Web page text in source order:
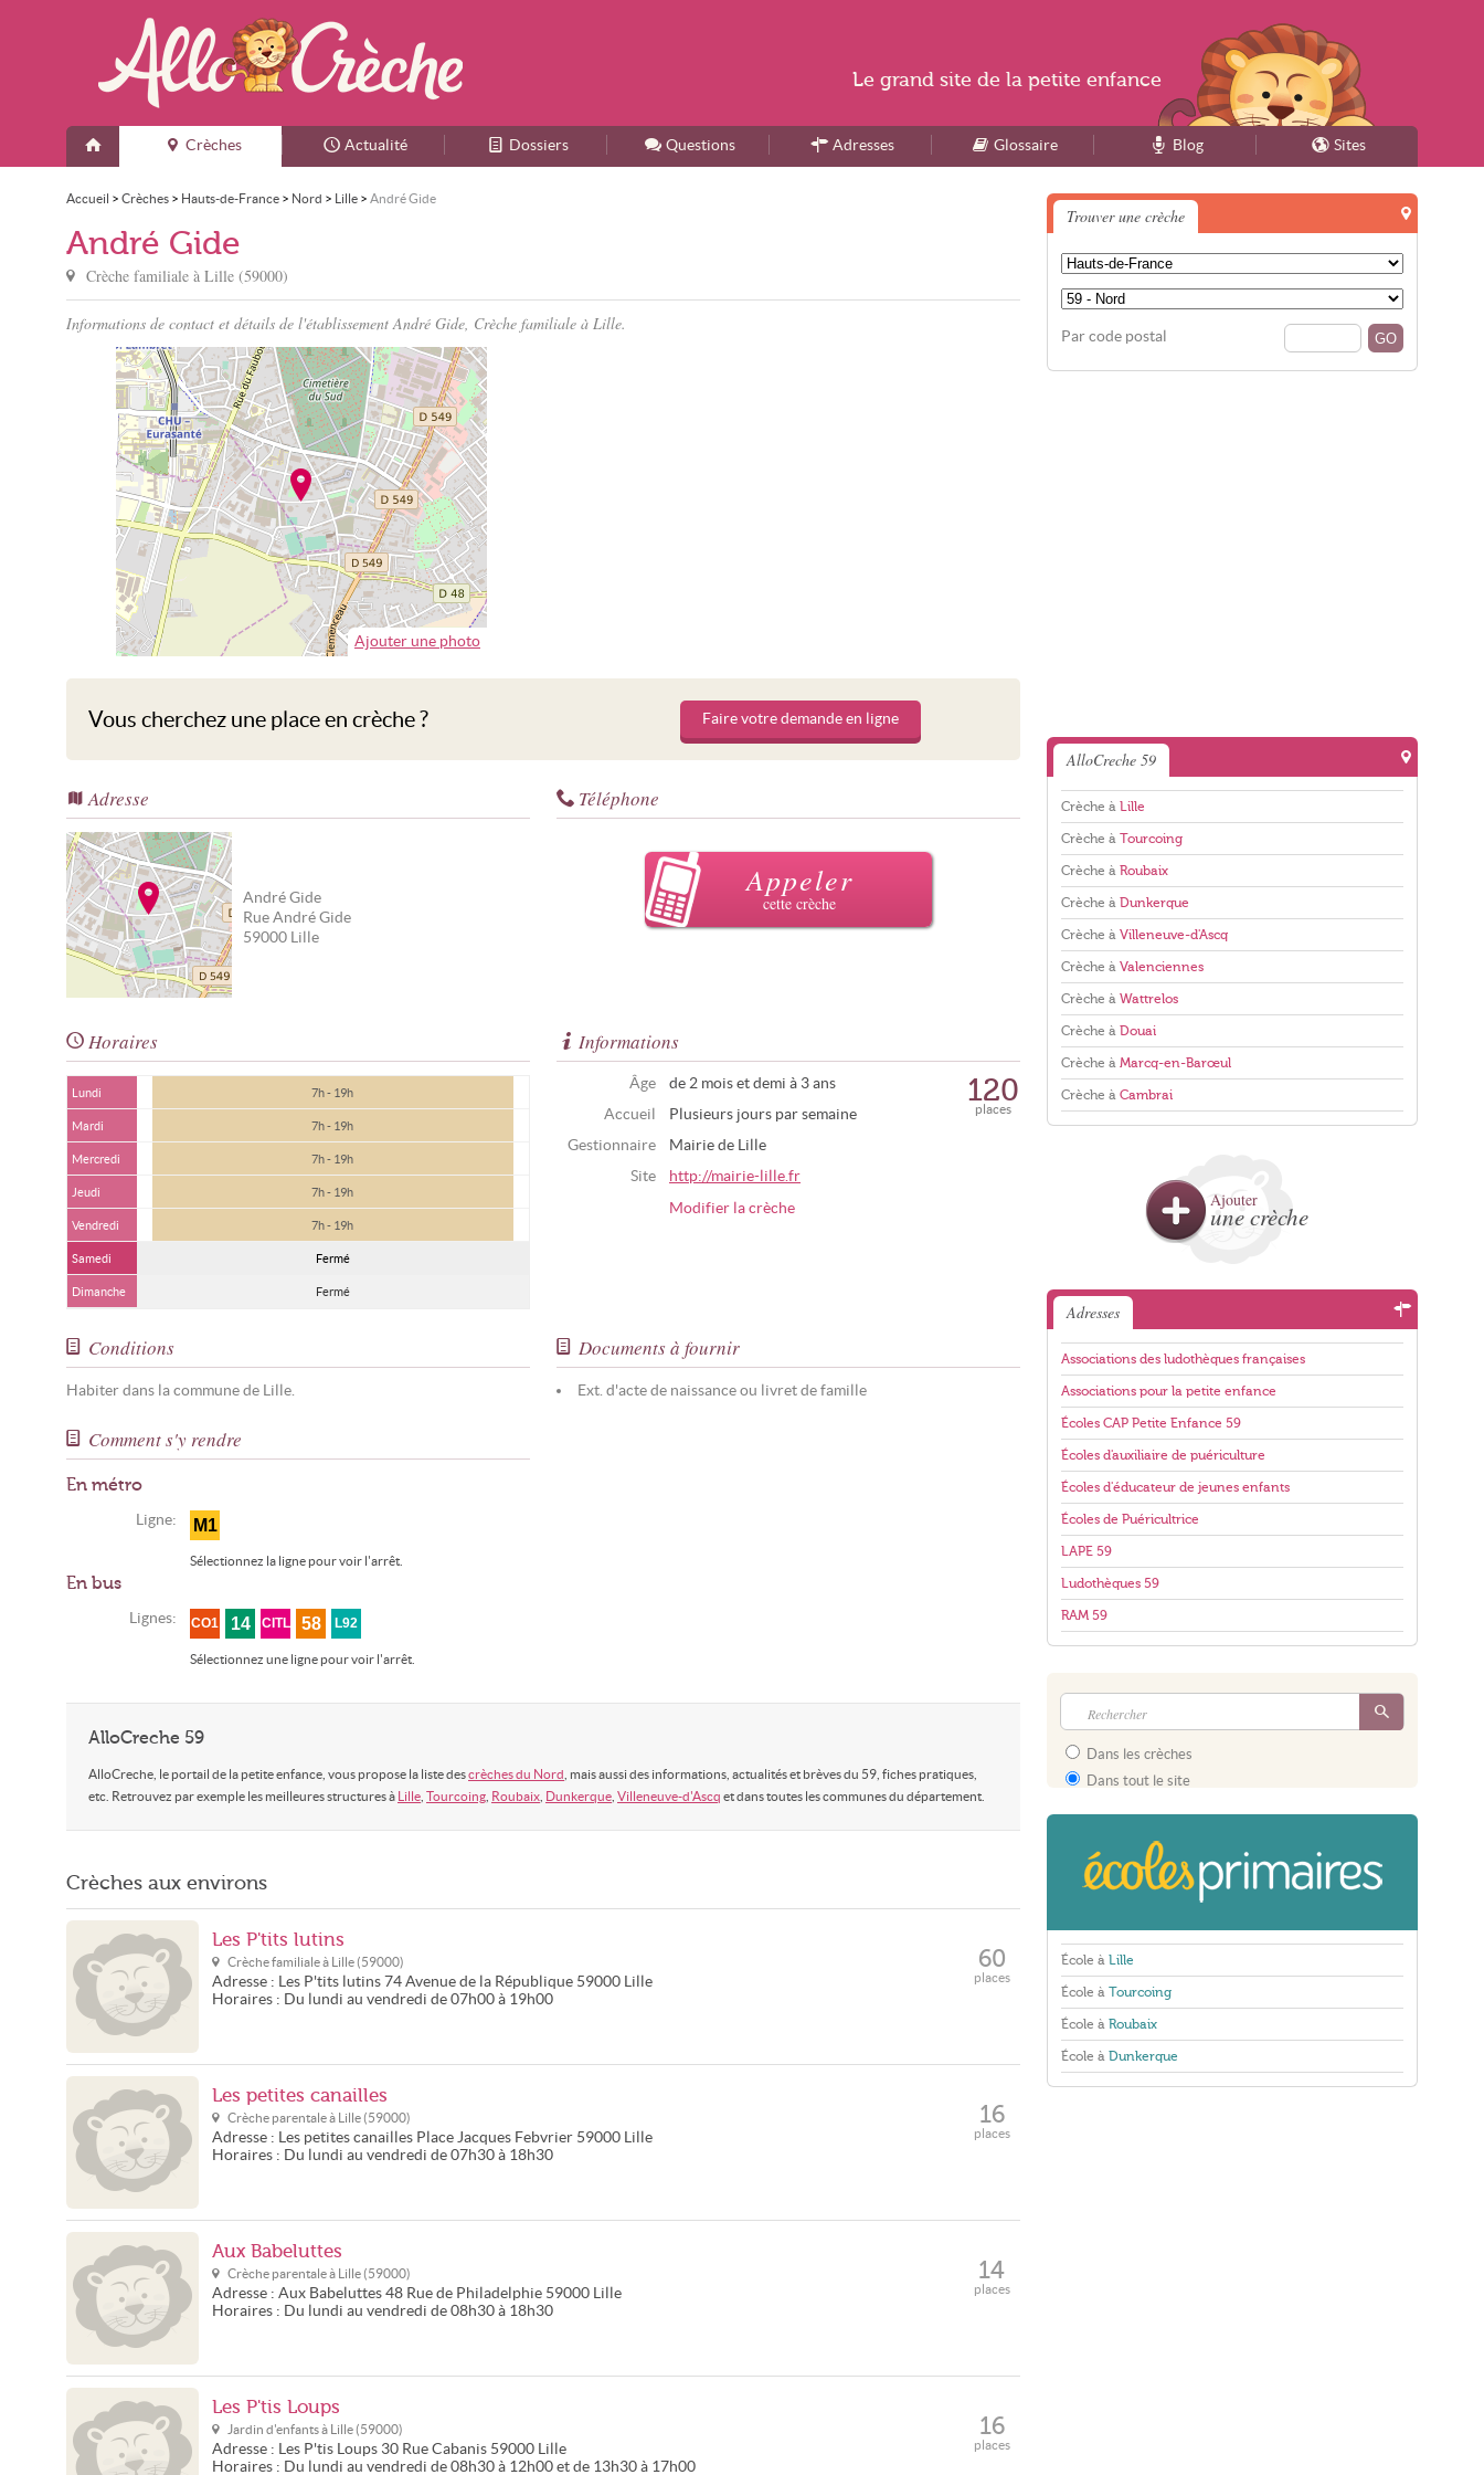
Accueil
Crèches Actualité Dossiers Questions Adresses Glossaire Blog Sites
Accueil > Crèches > Hauts-de-France > Nord > Lille > André Gide
André Gide
Crèche familiale à Lille (59000)
Informations de contact et détails de l'établissement André Gide, Crèche familiale à Lille.
Ajouter une photo
Vous cherchez une place en crèche ? Faire votre demande en ligne
Adresse
André Gide
Rue André Gide
59000 Lille
Téléphone
Appeler
cette crèche
Horaires
Lundi 7h - 19h
Mardi 7h - 19h
Mercredi 7h - 19h
Jeudi 7h - 19h
Vendredi 7h - 19h
Samedi Fermé
Dimanche Fermé
Informations
Âge
de 2 mois et demi à 3 ans
Accueil
Plusieurs jours par semaine
Gestionnaire
Mairie de Lille
Site
http://mairie-lille.fr
places
120
Modifier la crèche
Conditions
Habiter dans la commune de Lille.
Documents à fournir
Ext. d'acte de naissance ou livret de famille
Comment s'y rendre
En métro
Ligne: M1
Sélectionnez la ligne pour voir l'arrêt.
En bus
Lignes: CO1 14 CITL 58 L92
Sélectionnez une ligne pour voir l'arrêt.
AlloCreche 59
AlloCreche, le portail de la petite enfance, vous propose la liste descrèches du Nord , mais aussi des informations, actualités et brèves du 59, fiches pratiques,
etc. Retrouvez par exemple les meilleures structures à Lille Tourcoing Roubaix Dunkerque Villeneuve-d'Ascq et dans toutes les communes du département.
Crèches aux environs
Les P'tits lutins
Crèche familiale à Lille (59000)
Adresse : Les P'tits lutins 74 Avenue de la République 59000 Lille
Horaires : Du lundi au vendredi de 07h00 à 19h00
60
places
Les petites canailles
Crèche parentale à Lille (59000)
Adresse : Les petites canailles Place Jacques Febvrier 59000 Lille
Horaires : Du lundi au vendredi de 07h30 à 18h30
16
places
Aux Babeluttes
Crèche parentale à Lille (59000)
Adresse : Aux Babeluttes 48 Rue de Philadelphie 59000 Lille
Horaires : Du lundi au vendredi de 08h30 à 18h30
14
places
Les P'tis Loups
Jardin d'enfants à Lille (59000)
Adresse : Les P'tis Loups 30 Rue Cabanis 59000 Lille
Horaires : Du lundi au vendredi de 08h30 à 12h00 et de 13h30 à 17h00
16
places
Trouver une crèche
Par code postal
AlloCreche 59
Crèche à Lille
Crèche à Tourcoing
Crèche à Roubaix
Crèche à Dunkerque
Crèche à Villeneuve-d'Ascq
Crèche à Valenciennes
Crèche à Wattrelos
Crèche à Douai
Crèche à Marcq-en-Barœul
Crèche à Cambrai
Ajouter
une crèche
Adresses
Associations des ludothèques françaises
Associations pour la petite enfance
Écoles CAP Petite Enfance 59
Écoles d'auxiliaire de puériculture
Écoles d'éducateur de jeunes enfants
Écoles de Puéricultrice
LAPE 59
Ludothèques 59
RAM 59
Dans les crèches
Dans tout le site
École à Lille
École à Tourcoing
École à Roubaix
École à Dunkerque
Le grand site de la petite enfance